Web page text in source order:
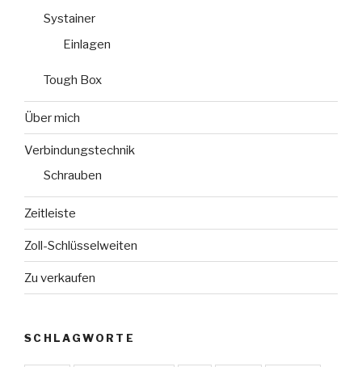
Systainer
Einlagen
Tough Box
Über mich
Verbindungstechnik
Schrauben
Zeitleiste
Zoll-Schlüsselweiten
Zu verkaufen
SCHLAGWORTE